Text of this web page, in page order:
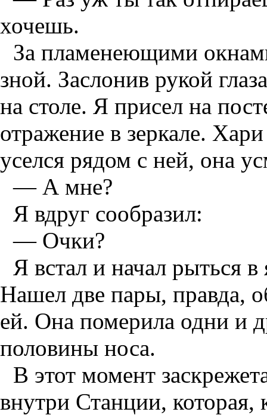
хочешь.
За пламенеющими
зной. Заслонив рукой
на столе. Я присел на
отражение в зеркале.
уселся рядом с ней, она
— А мне?
Я вдруг сообразил:
— Очки?
Я встал и начал рыться
Нашел две пары, правда,
ей. Она померила одни и
половины носа.
В этот момент
внутри Станции, которая,